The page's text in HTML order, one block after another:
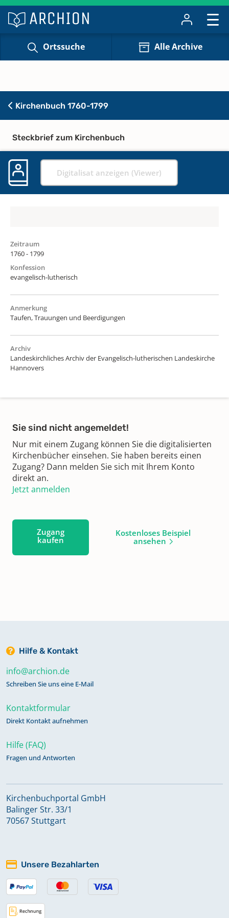
Ortssuche Alle Archive
Kirchenbuch 1760-1799
Steckbrief zum Kirchenbuch
Digitalisat anzeigen (Viewer)
Zeitraum
1760 - 1799
Konfession
evangelisch-lutherisch
Anmerkung
Taufen, Trauungen und Beerdigungen
Archiv
Landeskirchliches Archiv der Evangelisch-lutherischen Landeskirche
Hannovers
Sie sind nicht angemeldet!
Nur mit einem Zugang können Sie die digitalisierten
Kirchenbücher einsehen. Sie haben bereits einen
Zugang? Dann melden Sie sich mit Ihrem Konto
direkt an.
Jetzt anmelden
Zugang
kaufen
Kostenloses Beispiel
ansehen
Hilfe & Kontakt
info@archion.de
Schreiben Sie uns eine E-Mail
Kontaktformular
Direkt Kontakt aufnehmen
Hilfe (FAQ)
Fragen und Antworten
Kirchenbuchportal GmbH
Balinger Str. 33/1
70567 Stuttgart
Unsere Bezahlarten